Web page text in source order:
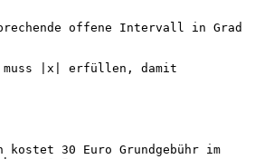
offene Intervall in Grad
muss |x| erfüllen, damit
kostet 30 Euro Grundgebühr im